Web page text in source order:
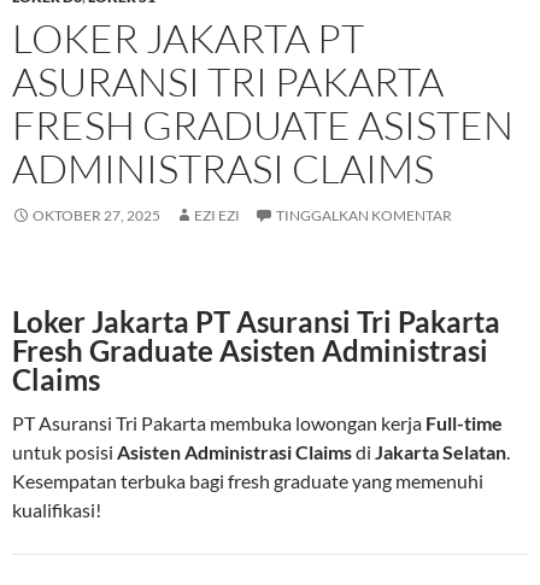
LOKER JAKARTA PT
ASURANSI TRI PAKARTA
FRESH GRADUATE ASISTEN
ADMINISTRASI CLAIMS
OKTOBER 27, 2025 EZI EZI TINGGALKAN KOMENTAR
Loker Jakarta PT Asuransi Tri Pakarta
Fresh Graduate Asisten Administrasi
Claims
PT Asuransi Tri Pakarta membuka lowongan kerja Full-time
untuk posisi Asisten Administrasi Claimsdi Jakarta Selatan.
Kesempatan terbuka bagi fresh graduate yang memenuhi
kualifikasi!